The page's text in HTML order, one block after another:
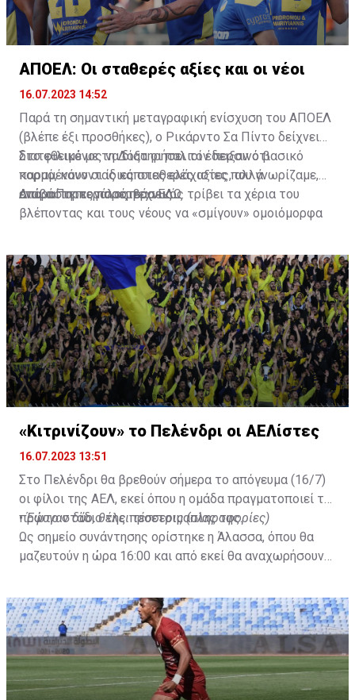
ΑΠΟΕΛ: Οι σταθερές αξίες και οι νέοι
16.07.2023 14:52
Παρά τη σημαντική μεταγραφική ενίσχυση του ΑΠΟΕΛ
(βλέπε έξι προσθήκες), ο Ρικάρντο Σα Πίντο δείχνει
διατεθειμένος να διατηρήσει τον περσινό βασικό
κορμό, κάνοντας κάποιες ελάχιστες, αλλά
απαραίτητες παρεμβάσεις.
Στο φιλικό με τη Δόξα οι παλιοί έδειξαν ότι
παραμένουν οι ίδιες σταθερές αξίες που γνωρίζαμε,
ενώ ο Πορτογάλος τεχνικός τρίβει τα χέρια του
βλέποντας και τους νέους να «σμίγουν» ομοιόμορφα
Διαβάστε περισσότεραΕΔΩ.
«Κιτρινίζουν» το Πελένδρι οι ΑΕΛίστες
16.07.2023 13:51
Στο Πελένδρι θα βρεθούν σήμερα το απόγευμα (16/7)
οι φίλοι της ΑΕΛ, εκεί όπου η ομάδα πραγματοποιεί το
πρώτο στάδιο της προετοιμασίας της.
•Έφυγαν δύο, θέλει τέσσερις (πληροφορίες)
Ως σημείο συνάντησης ορίστηκε η Άλασσα, όπου θα
μαζευτούν η ώρα 16:00 και από εκεί θα αναχωρήσουν
της ομάδας.